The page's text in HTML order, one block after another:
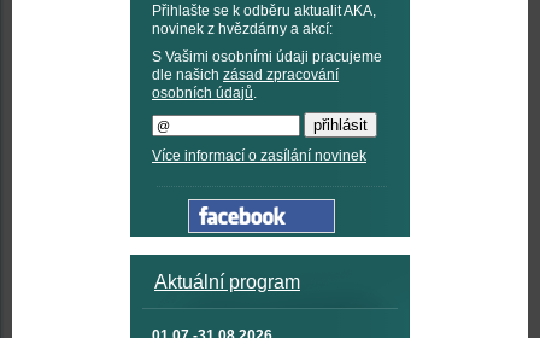
Přihlašte se k odběru aktualit AKA,
novinek z hvězdárny a akcí:
S Vašimi osobními údaji pracujeme
dle našich zásad zpracování
osobních údajů
Více informací o zasílání novinek
Aktuální program